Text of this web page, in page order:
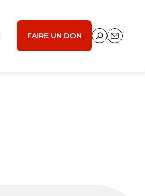
FAIRE UN DON